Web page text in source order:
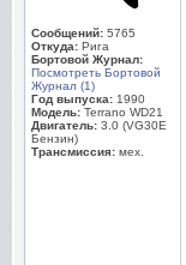
Сообщений: 5765
Откуда: Рига
Бортовой Журнал:
Посмотреть Бортовой
Журнал (1)
Год выпуска: 1990
Модель: Terrano WD21
Двигатель: 3.0 (VG30E
Бензин)
Трансмиссия: мех.